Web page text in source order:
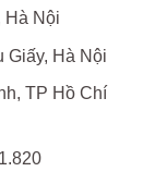
Hà Nội
Giấy, Hà Nội
TP Hồ Chí